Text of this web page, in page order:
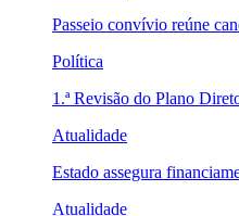
Passeio convívio reúne
Política
1.ª Revisão do Plano
Atualidade
Estado assegura
Atualidade